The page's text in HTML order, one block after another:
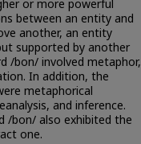
or more powerful
between an entity and
another, an entity
supported by another
/bon/ involved metaphor,
In addition, the
metaphorical
and inference.
/bon/ also exhibited the
one.